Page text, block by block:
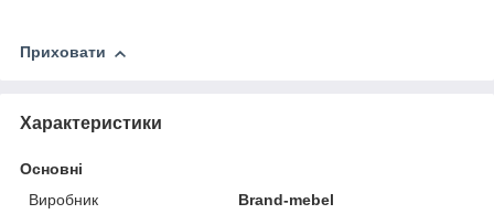
Приховати
Характеристики
Основні
Виробник
Brand-mebel